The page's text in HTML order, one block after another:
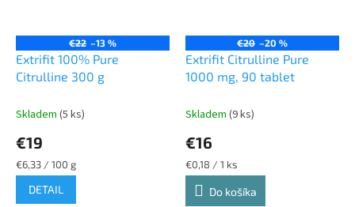
€22 –13 %
Extrifit 100% Pure
Citrulline 300 g
Skladem (5 ks)
€19
Jednotková
cena:
€6,33 / 100 g
DETAIL
€20 –20 %
Extrifit Citrulline Pure
1000 mg, 90 tablet
Skladem (9 ks)
€16
Jednotková
cena:
€0,18 / 1 ks
Do košíka